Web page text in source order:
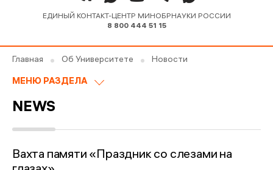
ЕДИНЫЙ КОНТАКТ-ЦЕНТР МИНОБРНАУКИ РОССИИ
8 800 444 51 15
Главная Об Университете Новости
МЕНЮ РАЗДЕЛА
NEWS
Вахта памяти «Праздник со слезами на